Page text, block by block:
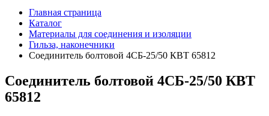
Главная страница
Каталог
Материалы для соединения и изоляции
Гильза, наконечники
Соединитель болтовой 4СБ-25/50 КВТ 65812
Соединитель болтовой 4СБ-25/50 КВТ
65812